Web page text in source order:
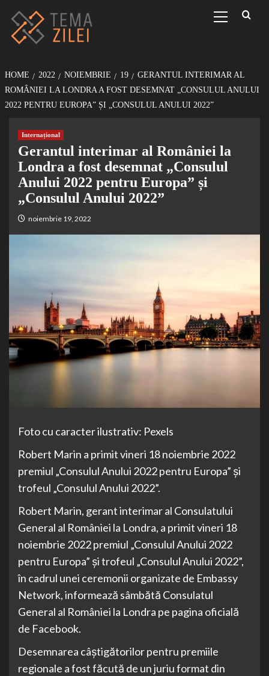
conținut
Menu
HOME 2022 NOIEMBRIE 19
GERANTUL INTERIMAR AL
ROMÂNIEI LA LONDRA A FOST DESEMNAT „CONSULUL ANULUI
2022 PENTRU EUROPA” ȘI „CONSULUL ANULUI 2022”
Internațional
Gerantul interimar al României la
Londra a fost desemnat „Consulul
Anului 2022 pentru Europa” și
„Consulul Anului 2022”
noiembrie 19, 2022
Foto cu caracter ilustrativ: Pexels
Robert Marin a primit vineri 18 noiembrie 2022
premiul „Consulul Anului 2022 pentru Europa” şi
trofeul „Consulul Anului 2022”.
Robert Marin, gerant interimar al Consulatului
General al României la Londra, a primit vineri 18
noiembrie 2022 premiul „Consulul Anului 2022
pentru Europa” şi trofeul „Consulul Anului 2022”,
în cadrul unei ceremonii organizate de Embassy
Network, informează sâmbătă Consulatul
General al României la Londra pe pagina oficială
de Facebook.
Desemnarea câştigătorilor pentru premiile
regionale a fost făcută de un juriu format din